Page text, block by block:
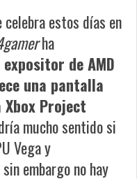
estos días en
ha
de AMD
una pantalla
Project
mucho sentido si
Vega y
embargo no hay